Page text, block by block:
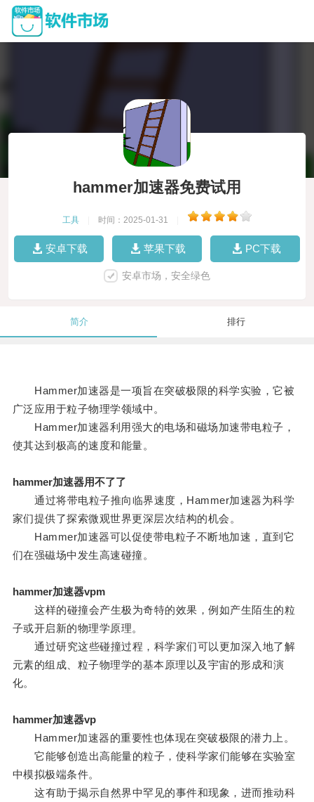
hammer加速器免费试用
工具 时间：2025-01-31
安卓下载 苹果下载 PC下载
安卓市场，安全绿色
简介 排行
Hammer加速器是一项旨在突破极限的科学实验，它被
广泛应用于粒子物理学领域中。
Hammer加速器利用强大的电场和磁场加速带电粒子，
使其达到极高的速度和能量。
hammer加速器用不了了
通过将带电粒子推向临界速度，Hammer加速器为科学
家们提供了探索微观世界更深层次结构的机会。
Hammer加速器可以促使带电粒子不断地加速，直到它
们在强磁场中发生高速碰撞。
hammer加速器vpm
这样的碰撞会产生极为奇特的效果，例如产生陌生的粒
子或开启新的物理学原理。
通过研究这些碰撞过程，科学家们可以更加深入地了解
元素的组成、粒子物理学的基本原理以及宇宙的形成和演
化。
hammer加速器vp
Hammer加速器的重要性也体现在突破极限的潜力上。
它能够创造出高能量的粒子，使科学家们能够在实验室
中模拟极端条件。
这有助于揭示自然界中罕见的事件和现象，进而推动科